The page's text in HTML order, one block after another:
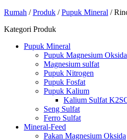
Rumah /Produk /Pupuk Mineral /
Kategori Produk
Pupuk Mineral
Pupuk Magnesium Oksida
Magnesium sulfat
Pupuk Nitrogen
Pupuk Fosfat
Pupuk Kalium
Kalium Sulfat
Seng Sulfat
Ferro Sulfat
Mineral-Feed
Pakan Magnesium Oksida